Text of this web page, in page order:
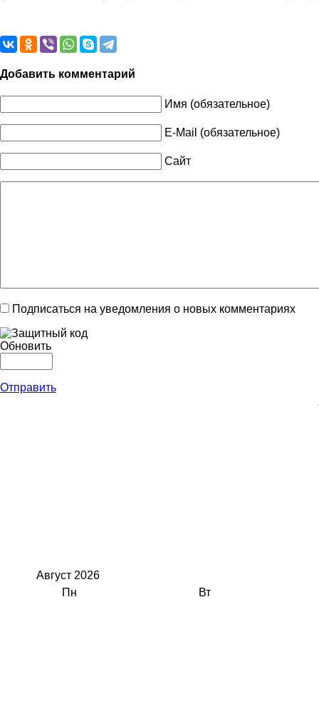
Добавить комментарий
Имя (обязательное)
E-Mail (обязательное)
Сайт
Подписаться на уведомления о новых комментариях
Обновить
Отправить
Август 2026
Пн
Вт